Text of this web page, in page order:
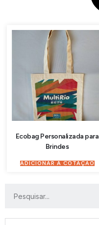
Ecobag Personalizada para
Brindes
ADICIONAR À COTAÇÃO